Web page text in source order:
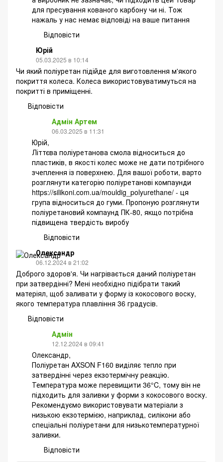
для пресування кованого карбону чи ні. Тож
нажаль у нас немає відповіді на ваше питання
Відповісти
Юрій
05.03.2025 в 10:14
Чи який поліуретан підійде для виготовлення м'якого
покриття колеса. Колеса використовуватимуться на
покритті в приміщенні.
Відповісти
Адмін Артем
06.03.2025 в 11:31
Юрій,
Літтєва поліуретанова смола відноситься до
пластиків, в якості колес може не дати потрібного
зчеплення із поверхнею. Для вашої роботи, варто
розглянути категорію поліуретанові компаунди
https://silikoni.com.ua/mouldig_polyurethane/ - ця
група відноситься до гуми. Пропоную розглянути
поліуретановий компаунд ПК-80, якщо потрібна
підвищена твердість виробу
Відповісти
Олександр
06.12.2024 в 21:02
Доброго здоров'я. Чи нагрівається даний поліуретан
при затвердінні? Мені необхідно підібрати такий
матеріял, щоб заливати у форму із кокосового воску,
якого температура плавління 36 градусів.
Відповісти
Адмін
12.12.2024 в 09:41
Олександр,
Поліуретан AXSON F160 виділяє тепло при
затвердінні через екзотермічну реакцію.
Температура може перевищити 36°C, тому він не
підходить для заливки у форми з кокосового воску.
Рекомендуємо використовувати матеріали з
низькою екзотермією, наприклад, силікони або
спеціальні поліуретани для низькотемпературної
заливки.
Відповісти